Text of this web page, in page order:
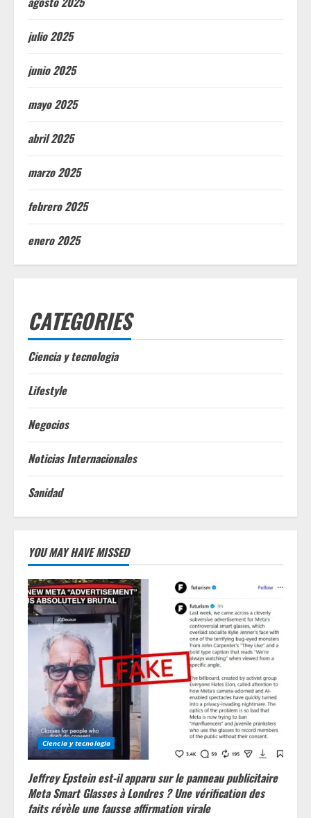
julio 2025
junio 2025
mayo 2025
abril 2025
marzo 2025
febrero 2025
enero 2025
CATEGORIES
Ciencia y tecnologia
Lifestyle
Negocios
Noticias Internacionales
Sanidad
YOU MAY HAVE MISSED
Ciencia y tecnologia
Jeffrey Epstein est-il apparu sur le panneau publicitaire
Meta Smart Glasses à Londres ? Une vérification des
faits révèle une fausse affirmation virale